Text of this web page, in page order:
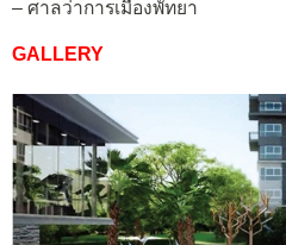
– ศาลว่าการเมืองพัทยา
GALLERY